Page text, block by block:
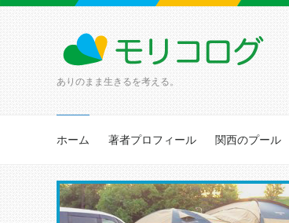
ありのまま生きるを考える。
ホーム 著者プロフィール 関西のプール